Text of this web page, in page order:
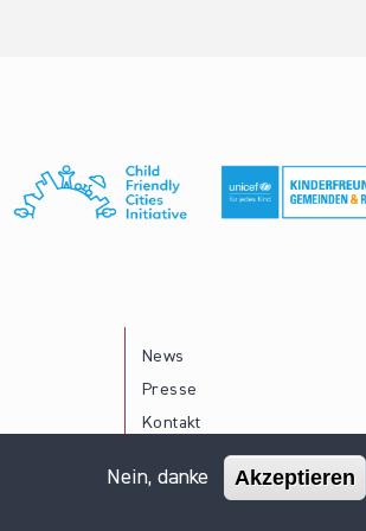
News
Presse
Kontakt
Impressum Datenschutz
Nein, danke Akzeptieren